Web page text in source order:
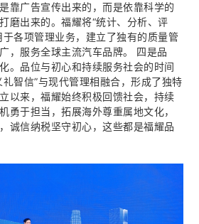
靠广告宣传出来的，而是依靠科学的
磨出来的。福耀将“统计、分析、评
于各项管理业务，建立了独有的质量管
，服务全球主流汽车品牌。 四是品
。品位与初心和持续服务社会的时间
智信”与现代管理相融合，形成了独特
以来，福耀始终积极回馈社会，持续
勇于担当，拓展海外尊重属地文化，
诚信纳税坚守初心，这些都是福耀品